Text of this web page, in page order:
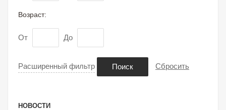
Возраст:
От До
Расширенный фильтр Поиск Сбросить
НОВОСТИ